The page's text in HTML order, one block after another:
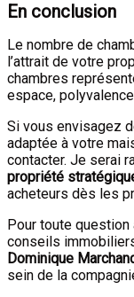
En conclusion
Le nombre de
l’attrait de votre
chambres
espace,
Si vous envisagez
adaptée à votre
contacter. Je serai
propriété
acheteurs dès les
Pour toute
conseils
Dominique
sein de la